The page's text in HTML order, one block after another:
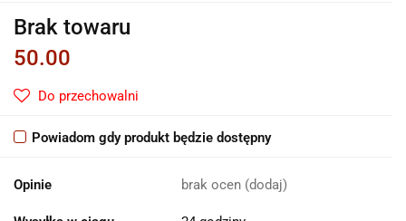
Brak towaru
50.00
Do przechowalni
Powiadom gdy produkt będzie dostępny
Opinie brak ocen (dodaj)